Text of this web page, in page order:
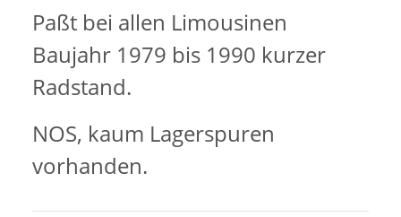
Paßt bei allen Limousinen
Baujahr 1979 bis 1990 kurzer
Radstand.
NOS, kaum Lagerspuren
vorhanden.